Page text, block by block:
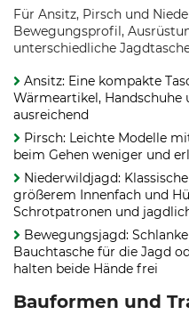
Für Ansitz, Pirsch und
Bewegungsprofil,
unterschiedliche
Ansitz: Eine kompakte
Wärmeartikel,
ausreichend
Pirsch: Leichte Modelle
beim Gehen weniger und
Niederwildjagd:
größerem Innenfach und
Schrotpatronen und
Bewegungsjagd:
Bauchtasche für die Jagd
halten beide Hände frei
Bauformen und